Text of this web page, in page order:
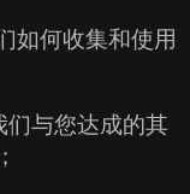
如何收集和使用
与您达成的其